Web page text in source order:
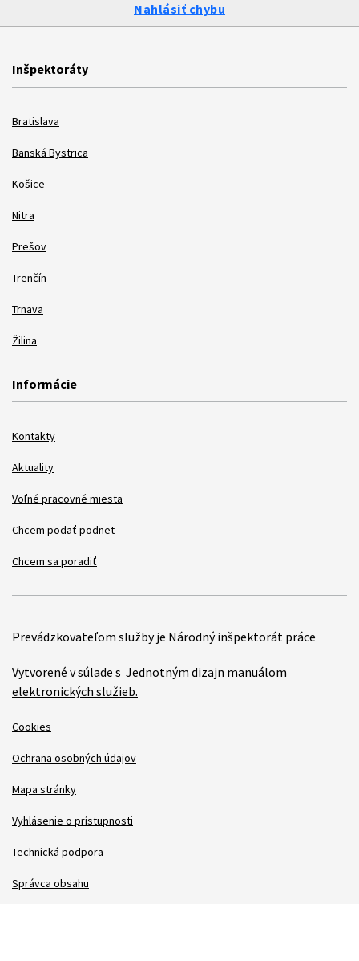
Nahlásiť chybu
Inšpektoráty
Bratislava
Banská Bystrica
Košice
Nitra
Prešov
Trenčín
Trnava
Žilina
Informácie
Kontakty
Aktuality
Voľné pracovné miesta
Chcem podať podnet
Chcem sa poradiť
Prevádzkovateľom služby je Národný inšpektorát práce
Vytvorené v súlade s Jednotným dizajn manuálom
elektronických služieb.
Cookies
Ochrana osobných údajov
Mapa stránky
Vyhlásenie o prístupnosti
Technická podpora
Správca obsahu